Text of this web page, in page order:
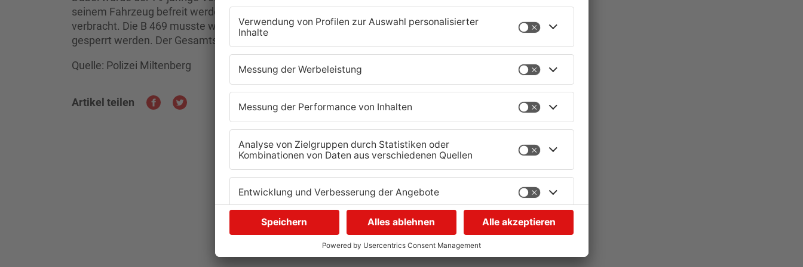
seinem Fahrzeug befreit werden. Mit schweren Verletzungen wurde er in ein Krankenhaus
verbracht. Die B 469 musste wegen Bergungs- und Rettungsmaßnahmen zeitweise
gesperrt werden. Der Gesamtschaden beläuft sich auf ca. 15.000 Euro.
Quelle: Polizei Miltenberg
Artikel teilen